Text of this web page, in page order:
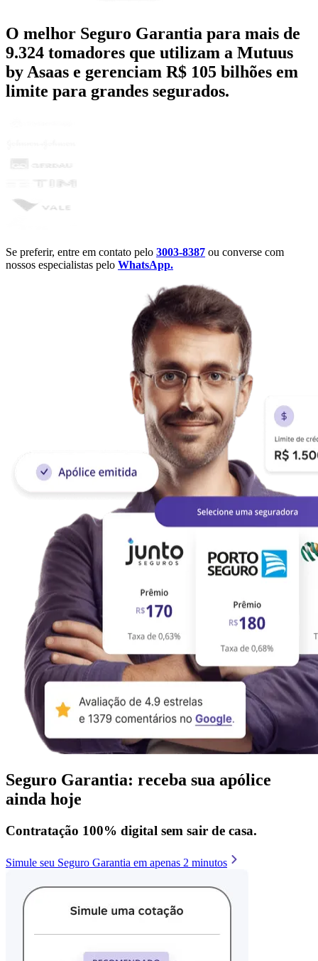
O melhor Seguro Garantia para mais de
9.324 tomadores que utilizam a Mutuus
by Asaas e gerenciam R$ 105 bilhões em
limite para grandes segurados.
Se preferir, entre em contato pelo 3003-8387 ou converse com
nossos especialistas pelo WhatsApp.
Seguro Garantia: receba sua apólice
ainda hoje
Contratação 100% digital sem sair de casa.
Simule seu Seguro Garantia em apenas 2 minutos